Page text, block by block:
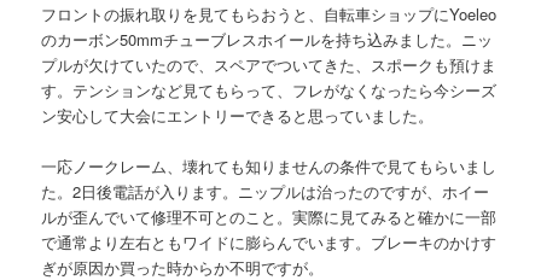
ツ
へ
移
動
フロントの振れ取りを見てもらおうと、自転車ショップにYoeleo
のカーボン50mmチューブレスホイールを持ち込みました。ニッ
プルが欠けていたので、スペアでついてきた、スポークも預けま
す。テンションなど見てもらって、フレがなくなったら今シーズ
ン安心して大会にエントリーできると思っていました。
一応ノークレーム、壊れても知りませんの条件で見てもらいまし
た。2日後電話が入ります。ニップルは治ったのですが、ホイー
ルが歪んでいて修理不可とのこと。実際に見てみると確かに一部
で通常より左右ともワイドに膨らんでいます。ブレーキのかけす
ぎが原因か買った時からか不明ですが。